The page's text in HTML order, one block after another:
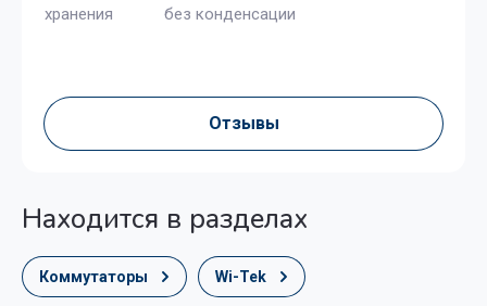
хранения
без конденсации
Отзывы
Находится в разделах
Коммутаторы Wi-Tek